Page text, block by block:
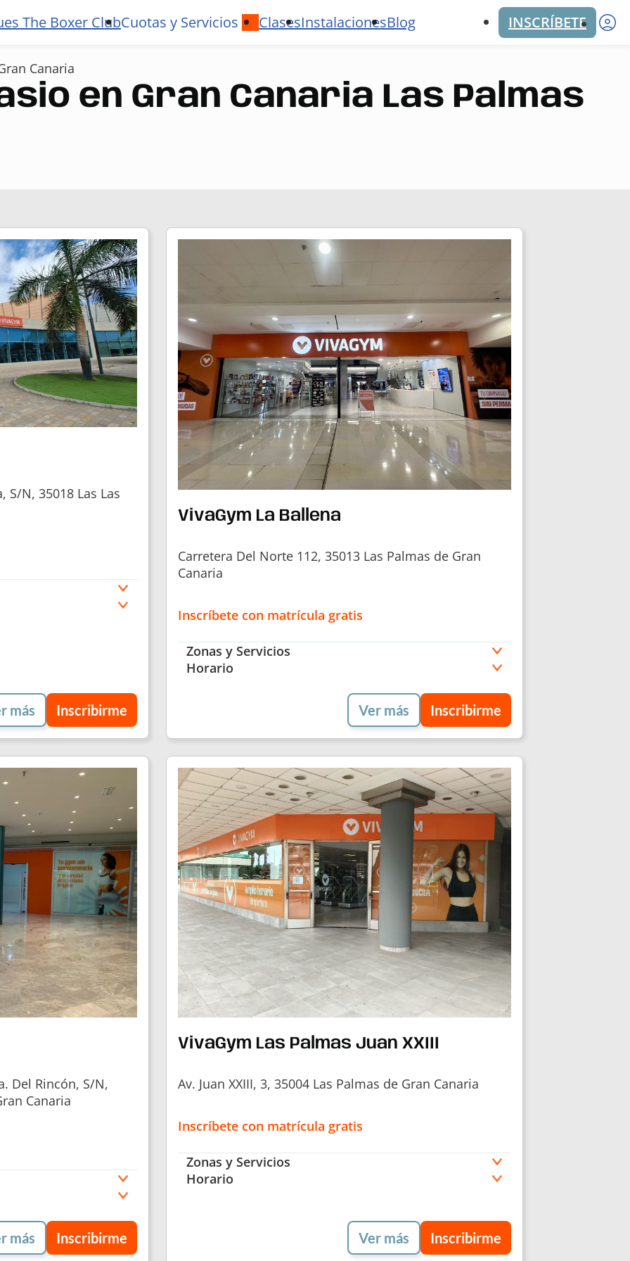
The Boxer ClubCuotas y Servicios ClasesInstalacionesBlog INSCRÍBETE
Canaria
en Gran Canaria Las Palmas
S/N, 35018 Las Las
más Inscribirme
VivaGym La Ballena
Carretera Del Norte 112, 35013 Las Palmas de Gran
Canaria
Inscríbete con matrícula gratis
Zonas y Servicios
Horario
Ver más Inscribirme
Del Rincón, S/N,
Canaria
más Inscribirme
VivaGym Las Palmas Juan XXIII
Av. Juan XXIII, 3, 35004 Las Palmas de Gran Canaria
Inscríbete con matrícula gratis
Zonas y Servicios
Horario
Ver más Inscribirme